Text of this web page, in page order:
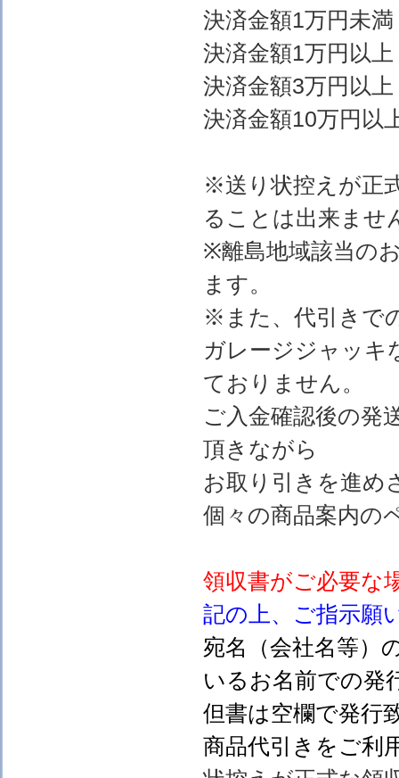
決済金額1万
決済金額1万円以
決済金額3万円以
決済金額10万円以
※送り状控えが正
ることは出来ませ
※離島地域該当の
ます。
※また、代引きで
ガレージジャッキ
ておりません。
ご入金確認後の発
頂きながら
お取り引きを進め
個々の商品案内の
領収書がご必要な
記の上、ご指示願
宛名（会社名等）
いるお名前での発
但書は空欄で発行
商品代引きをご利